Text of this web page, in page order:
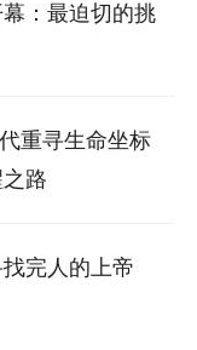
：最迫切的挑
重寻生命坐标
路
完人的上帝